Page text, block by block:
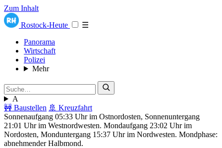
Zum Inhalt
Rostock-Heute
☰
Panorama
Wirtschaft
Polizei
Mehr
A
🚧 Baustellen 🚢 Kreuzfahrt
Sonnenaufgang 05:33 Uhr im Ostnordosten, Sonnenuntergang
21:01 Uhr im Westnordwesten. Mondaufgang 23:02 Uhr im
Nordosten, Monduntergang 15:37 Uhr im Nordwesten. Mondphase:
abnehmender Halbmond.